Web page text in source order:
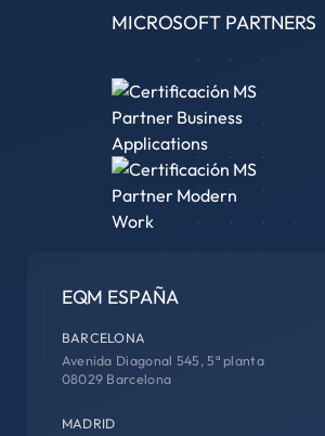
MICROSOFT PARTNERS
EQM ESPAÑA
BARCELONA
Avenida Diagonal 545, 5ª planta
08029 Barcelona
MADRID